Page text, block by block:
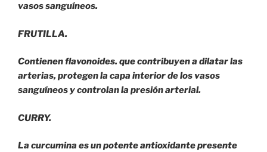
vasos sanguíneos.
FRUTILLA.
Contienen flavonoides. que contribuyen a dilatar las
arterias, protegen la capa interior de los vasos
sanguíneos y controlan la presión arterial.
CURRY.
La curcumina es un potente antioxidante presente